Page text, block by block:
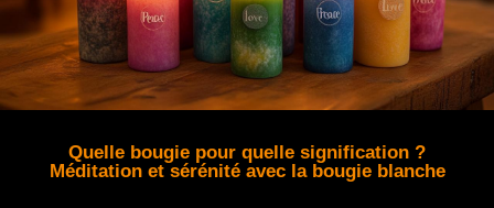
Quelle bougie pour quelle signification ?
Méditation et sérénité avec la bougie blanche